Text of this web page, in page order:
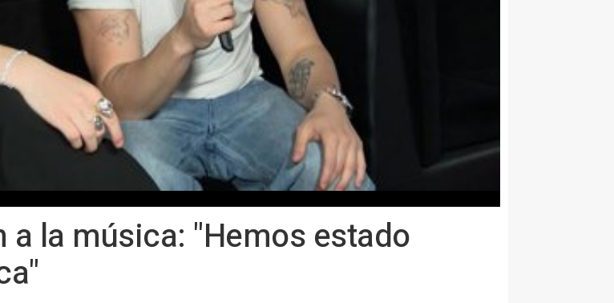
a la música: "Hemos estado